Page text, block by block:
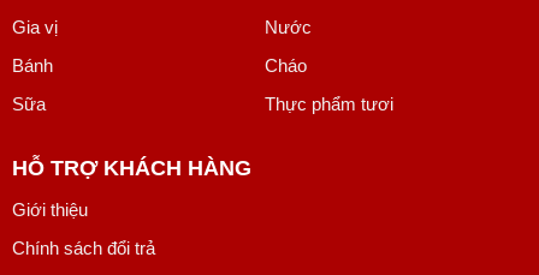
Gia vị
Nước
Bánh
Cháo
Sữa
Thực phẩm tươi
HỖ TRỢ KHÁCH HÀNG
Giới thiệu
Chính sách đổi trả